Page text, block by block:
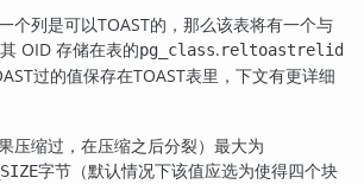
个列是可以TOAST的，那么该表将有一个与
OID 存储在表的pg_class.reltoastrelid
过的值保存在TOAST表里，下文有更详细
压缩过，在压缩之后分裂）最大为
字节（默认情况下该值应选为使得四个块